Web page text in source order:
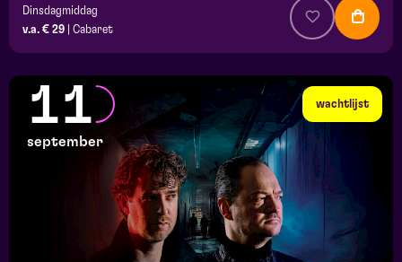
Dinsdagmiddag
v.a. € 29
Cabaret
wachtlijst
11
september